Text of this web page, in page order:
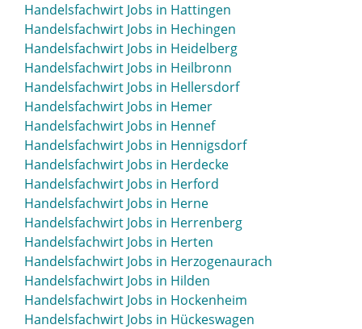
Handelsfachwirt Jobs in Hattingen
Handelsfachwirt Jobs in Hechingen
Handelsfachwirt Jobs in Heidelberg
Handelsfachwirt Jobs in Heilbronn
Handelsfachwirt Jobs in Hellersdorf
Handelsfachwirt Jobs in Hemer
Handelsfachwirt Jobs in Hennef
Handelsfachwirt Jobs in Hennigsdorf
Handelsfachwirt Jobs in Herdecke
Handelsfachwirt Jobs in Herford
Handelsfachwirt Jobs in Herne
Handelsfachwirt Jobs in Herrenberg
Handelsfachwirt Jobs in Herten
Handelsfachwirt Jobs in Herzogenaurach
Handelsfachwirt Jobs in Hilden
Handelsfachwirt Jobs in Hockenheim
Handelsfachwirt Jobs in Hückeswagen